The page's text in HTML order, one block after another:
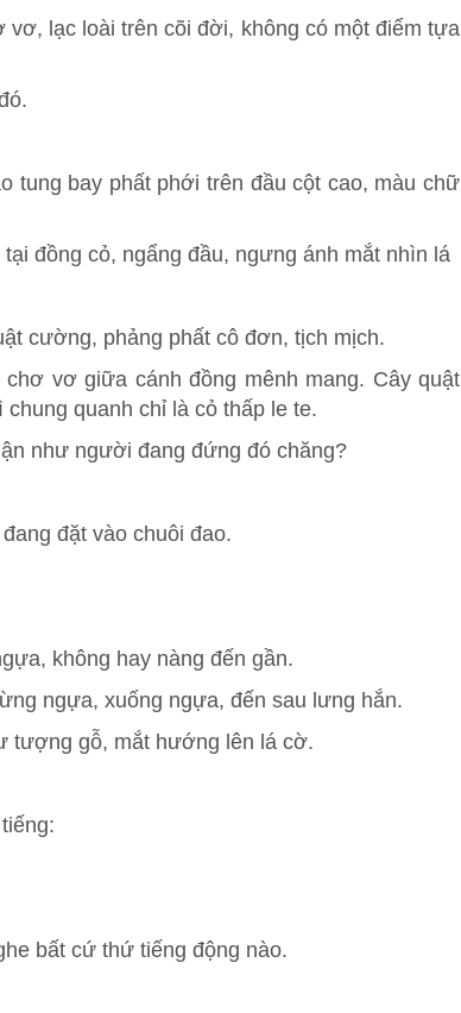
vơ, lạc loài trên cõi đời, không có một điểm tựa
tung bay phất phới trên đầu cột cao, màu chữ
đồng cỏ, ngẩng đầu, ngưng ánh mắt nhìn lá
cường, phảng phất cô đơn, tịch mịch.
vơ giữa cánh đồng mênh mang. Cây quật
quanh chỉ là cỏ thấp le te.
như người đang đứng đó chăng?
đặt vào chuôi đao.
không hay nàng đến gần.
ngựa, xuống ngựa, đến sau lưng hắn.
tượng gỗ, mắt hướng lên lá cờ.
bất cứ thứ tiếng động nào.